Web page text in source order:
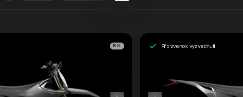
EX Připraveno k vyzvednutí